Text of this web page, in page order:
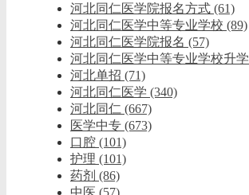
河北同仁医学院报名方式 (61)
河北同仁医学中等专业学校 (89)
河北同仁医学院报名 (57)
河北同仁医学中等专业学校升学
河北单招 (71)
河北同仁医学 (340)
河北同仁 (667)
医学中专 (673)
口腔 (101)
护理 (101)
药剂 (86)
中医 (57)